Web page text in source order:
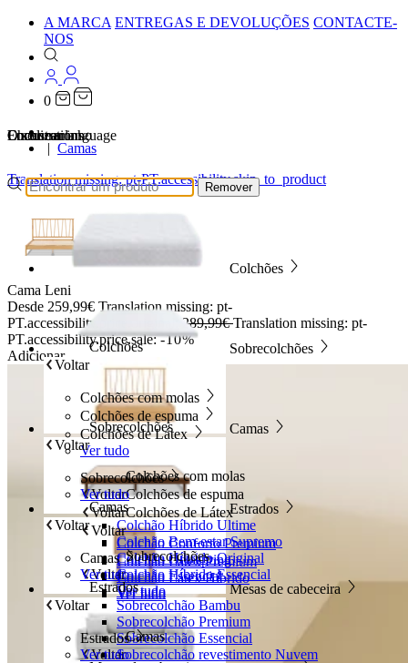
A MARCA ENTREGAS E DEVOLUÇÕES CONTACTE-
NOS
0
Colchões
Voltar
Colchões
Colchões com molas
Voltar
Colchões com molas
Colchão Híbrido Ultime
Colchão Bem-estar Supremo
Colchão Híbrido Original
Colchão Híbrido Essencial
Ver tudo
Colchões de espuma
Voltar
Colchões de espuma
Colchão Conforto Premium
Colchão Octaspring
Colchão Essencial
Ver tudo
Colchões de Látex
Voltar
Colchões de Látex
Colchão Látex Premium
Colchão Látex Híbrido
Ver tudo
Ver tudo
Sobrecolchões
Voltar
Sobrecolchões
Sobrecolchões
Voltar
Sobrecolchões
Sobrecolchão Bambu
Sobrecolchão Premium
Sobrecolchão Essencial
Sobrecolchão revestimento Nuvem
Ver tudo
Camas
Voltar
Camas
Camas
Voltar
Camas
Ver tudo
Estrados
Voltar
Estrados
Estrados
Ver tudo
Mesas de cabeceira
Localizations
Choose a language
Encontrar
Remover
O seu carrinho
…
Camas
Translation missing: pt-PT.accessibility.skip_to_product
Cama Leni
Desde 259,99€ Translation missing: pt-
PT.accessibility.price.original: 289,99€Translation missing: pt-
PT.accessibility.price.sale:-10%
Adicionar